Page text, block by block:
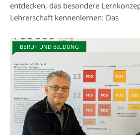
entdecken, das besondere
Lehrerschaft kennenlernen: Das
BERUF UND BILDUNG